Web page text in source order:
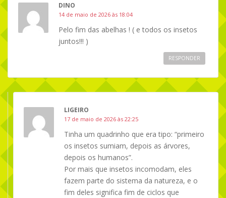
DINO
14 de maio de 2026 às 18:04
Pelo fim das abelhas ! ( e todos os insetos
juntos!!! )
RESPONDER
LIGEIRO
17 de maio de 2026 às 22:25
Tinha um quadrinho que era tipo: “primeiro
os insetos sumiam, depois as árvores,
depois os humanos”.
Por mais que insetos incomodam, eles
fazem parte do sistema da natureza, e o
fim deles significa fim de ciclos que